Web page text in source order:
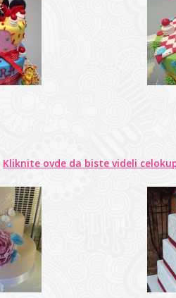
Kliknite ovde da biste videli